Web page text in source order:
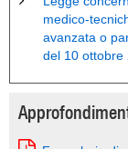
medico-
avanzata o
del 10 ottobre